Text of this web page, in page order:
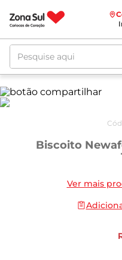
Pesquise aqui
Biscoito
Ver mais